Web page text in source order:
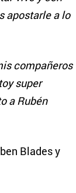
apostarle a lo
compañeros
super
a Rubén
Blades y